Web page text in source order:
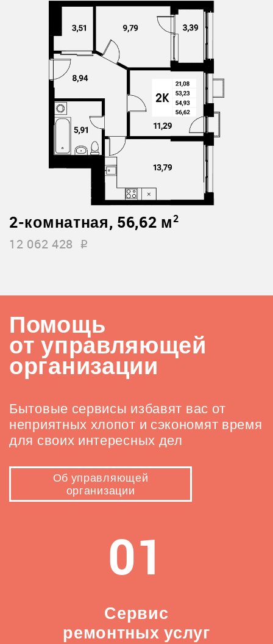
2-комнатная, 56,62 м2
12 062 428 i
Помощь
от управляющей
организации
Бытовые сервисы избавят вас от
неприятных хлопот и сэкономят время
для своих интересных дел
Об управляющей
организации
01
Сервис
ремонтных услуг